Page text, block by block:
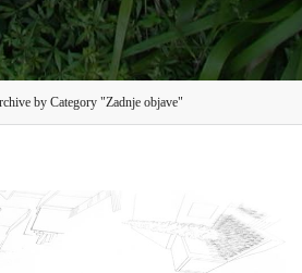
by Category "Zadnje objave"